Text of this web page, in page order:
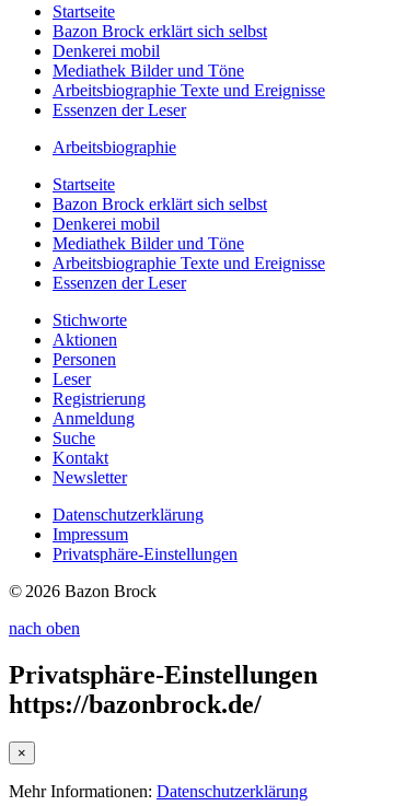
Startseite
Bazon Brock erklärt sich selbst
Denkerei mobil
Mediathek Bilder und Töne
Arbeitsbiographie Texte und Ereignisse
Essenzen der Leser
Arbeitsbiographie
Startseite
Bazon Brock erklärt sich selbst
Denkerei mobil
Mediathek Bilder und Töne
Arbeitsbiographie Texte und Ereignisse
Essenzen der Leser
Stichworte
Aktionen
Personen
Leser
Registrierung
Anmeldung
Suche
Kontakt
Newsletter
Datenschutzerklärung
Impressum
Privatsphäre-Einstellungen
© 2026 Bazon Brock
nach oben
Privatsphäre-Einstellungen
https://bazonbrock.de/
×
Mehr Informationen: Datenschutzerklärung